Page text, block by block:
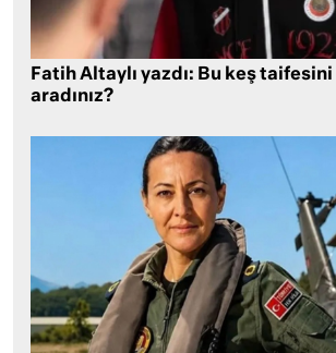
Fatih Altaylı yazdı: Bu keş
aradınız?